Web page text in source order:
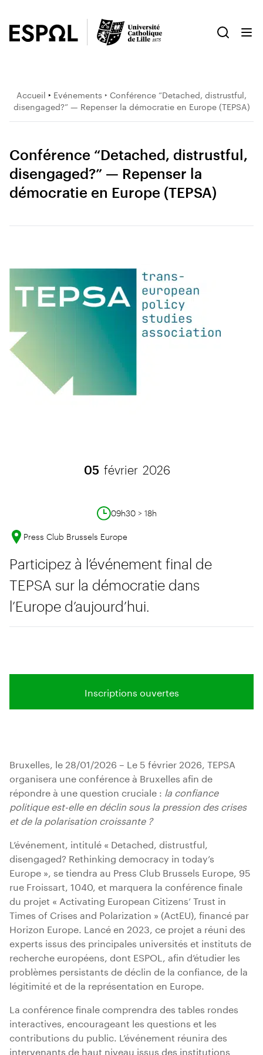
Accueil ‣ Evénements ‣ Conférence “Detached, distrustful,
disengaged?” — Repenser la démocratie en Europe (TEPSA)
Conférence “Detached, distrustful,
disengaged?” — Repenser la
démocratie en Europe (TEPSA)
05 février 2026
09h30 > 18h
Press Club Brussels Europe
Participez à l’événement final de
TEPSA sur la démocratie dans
l’Europe d’aujourd’hui.
Inscriptions ouvertes
Bruxelles, le 28/01/2026 – Le 5 février 2026, TEPSA
organisera une conférence à Bruxelles afin de
répondre à une question cruciale : la confiance
politique est-elle en déclin sous la pression des crises
et de la polarisation croissante ?
L’événement, intitulé « Detached, distrustful,
disengaged? Rethinking democracy in today’s
Europe », se tiendra au Press Club Brussels Europe, 95
rue Froissart, 1040, et marquera la conférence finale
du projet « Activating European Citizens’ Trust in
Times of Crises and Polarization » (ActEU), financé par
Horizon Europe. Lancé en 2023, ce projet a réuni des
experts issus des principales universités et instituts de
recherche européens, dont ESPOL, afin d’étudier les
problèmes persistants de déclin de la confiance, de la
légitimité et de la représentation en Europe.
La conférence finale comprendra des tables rondes
interactives, encourageant les questions et les
contributions du public. L’événement réunira des
intervenants de haut niveau issus des institutions